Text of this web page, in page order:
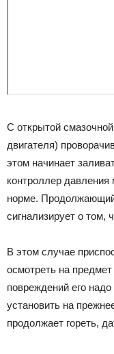
С открытой
двигателя)
этом начинает
контроллер давления
норме. Продолжающий
сигнализирует о том,
В этом случае
осмотреть на
повреждений его
установить на
продолжает гореть,